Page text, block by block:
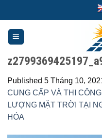
content
Published 5 Tháng 10,
CUNG CẤP VÀ THI
LƯỢNG MẶT TRỜI TẠI
HÓA